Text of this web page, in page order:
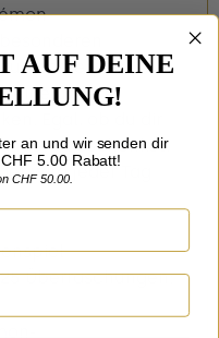
Boosterpacks
eine andere
beschenkst,
wird jeder Tag
Überraschungen:
AUF DEINE
an und wir senden dir
5.00 Rabatt!
CHF 50.00.